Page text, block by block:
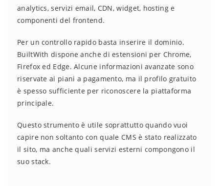
analytics, servizi email, CDN, widget, hosting e
componenti del frontend.
Per un controllo rapido basta inserire il dominio.
BuiltWith dispone anche di estensioni per Chrome,
Firefox ed Edge. Alcune informazioni avanzate sono
riservate ai piani a pagamento, ma il profilo gratuito
è spesso sufficiente per riconoscere la piattaforma
principale.
Questo strumento è utile soprattutto quando vuoi
capire non soltanto con quale CMS è stato realizzato
il sito, ma anche quali servizi esterni compongono il
suo stack.